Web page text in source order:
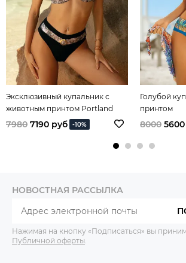
Эксклюзивный купальник с
животным принтом Portland
Exclusive
7980 7190 руб -10%
Голубой
принтом
8000
НОВОСТНАЯ РАССЫЛКА
Нажимая на кнопку «Подписаться» вы
Публичной оферты